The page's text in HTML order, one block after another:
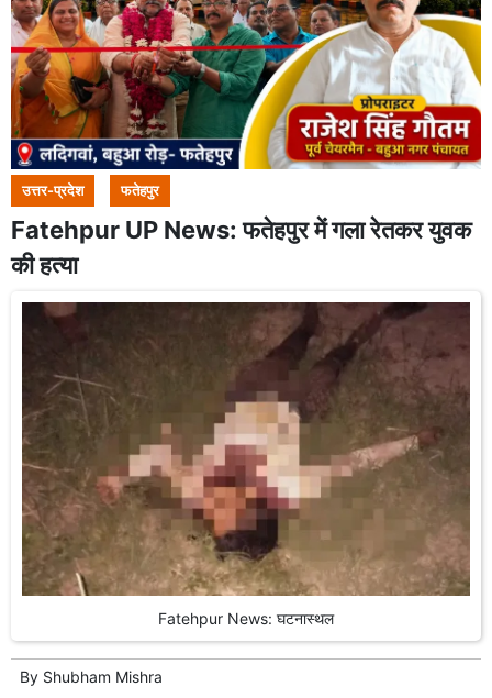
उत्तर-प्रदेश फतेहपुर
Fatehpur UP News: फतेहपुर में गला रेतकर युवक
की हत्या
Fatehpur News: घटनास्थल
By Shubham Mishra